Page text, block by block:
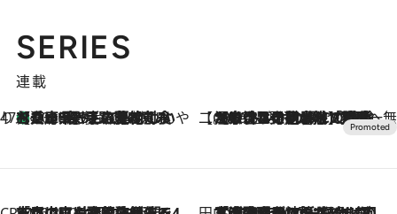
SERIES
連載
47都道府県の手みやげ ひんやりスイーツで夏を満喫
2026.8.8
【兵庫県】この夏絶対食べたい 冷やしておいしいおやつ3選 淡路島の恵みをジェラートに集約 【CREA×星野リゾート】唯一無二。癒しと発見が待つ場所へ
2026.8.7
【トンボの足水浴】ヒノキの香りに包まれて涼感マックス！約13℃の湧水かけ流しを避暑地「星野温泉 トンボの湯」で体験